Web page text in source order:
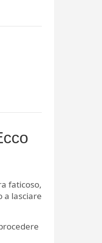
faticoso,
a lasciare